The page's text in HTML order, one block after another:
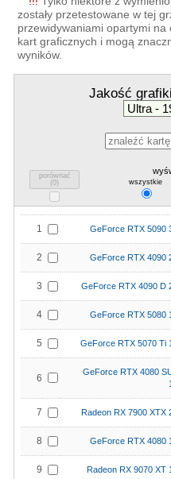
zostały przetestowane w tej
przewidywaniami opartymi
kart graficznych i mogą
wyników.
Jakość
porównać
(0) wszystkie
1 GeForce RTX 5090
2 GeForce RTX 4090
3 GeForce RTX 4090 D
4 GeForce RTX 5080
5 GeForce RTX 5070 Ti
6
GeForce RTX 4080
7 Radeon RX 7900 XTX
8 GeForce RTX 4080
9 Radeon RX 9070 XT